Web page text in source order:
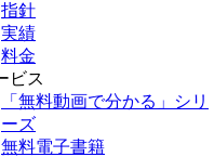
指針
実績
料金
「無料動画で分かる」シリ
ーズ
無料電子書籍